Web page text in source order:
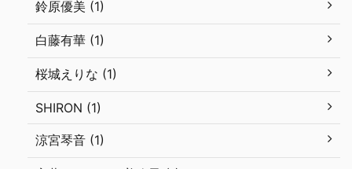
鈴原優美 (1)
白藤有華 (1)
桜城えりな (1)
SHIRON (1)
涼宮琴音 (1)